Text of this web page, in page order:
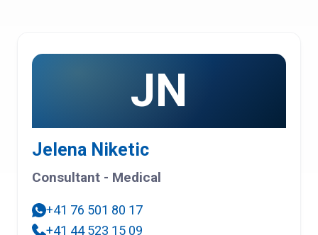
JN
Jelena Niketic
Consultant - Medical
+41 76 501 80 17
+41 44 523 15 09